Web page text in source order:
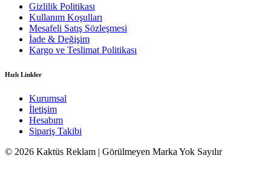
Gizlilik Politikası
Kullanım Koşulları
Mesafeli Satış Sözleşmesi
İade & Değişim
Kargo ve Teslimat Politikası
Hızlı Linkler
Kurumsal
İletişim
Hesabım
Sipariş Takibi
© 2026 Kaktüs Reklam | Görülmeyen Marka Yok Sayılır